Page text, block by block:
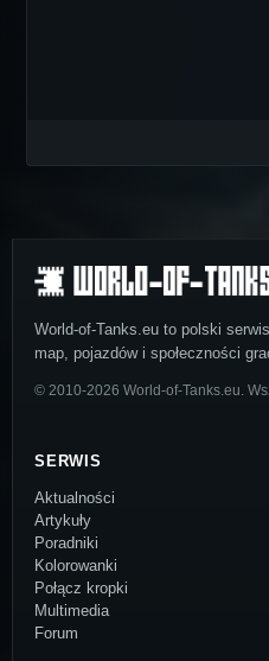
World-of-Tanks.eu to polski
map, pojazdów i społeczności
© 2010-2026 World-of-Tanks.eu.
SERWIS
Aktualności
Artykuły
Poradniki
Kolorowanki
Połącz kropki
Multimedia
Forum